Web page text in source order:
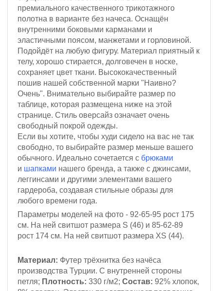
премиального качественного трикотажного
полотна в варианте без начеса. Оснащён
внутренними боковыми карманами и
эластичными поясом, манжетами и горловиной.
Подойдёт на любую фигуру. Материал приятный к
телу, хорошо стирается, долговечен в носке,
сохраняет цвет ткани. Высококачественный
пошив нашей собственной марки "Наивно?
Очень". Внимательно выбирайте размер по
таблице, которая размещена ниже на этой
странице. Стиль оверсайз означает очень
свободный покрой одежды.
Если вы хотите, чтобы худи сидело на вас не так
свободно, то выбирайте размер меньше вашего
обычного. Идеально сочетается с брюками
и шапками нашего бренда, а также с джинсами,
леггинсами и другими элементами вашего
гардероба, создавая стильные образы для
любого времени года.
Параметры моделей на фото - 92-65-95 рост 175
см. На ней свитшот размера S (46) и 85-62-89
рост 174 см. На ней свитшот размера XS (44).
Материал: Футер трёхнитка без начёса
производства Турции. С внутренней стороны
петля; Плотность: 330 г/м2; Состав: 92% хлопок,